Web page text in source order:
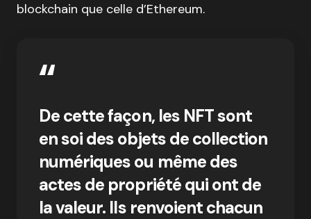
blockchain que celle d’Ethereum.
De cette façon, les NFT sont
en soi des objets de collection
numériques ou même des
actes de propriété qui ont de
la valeur. Ils renvoient chacun